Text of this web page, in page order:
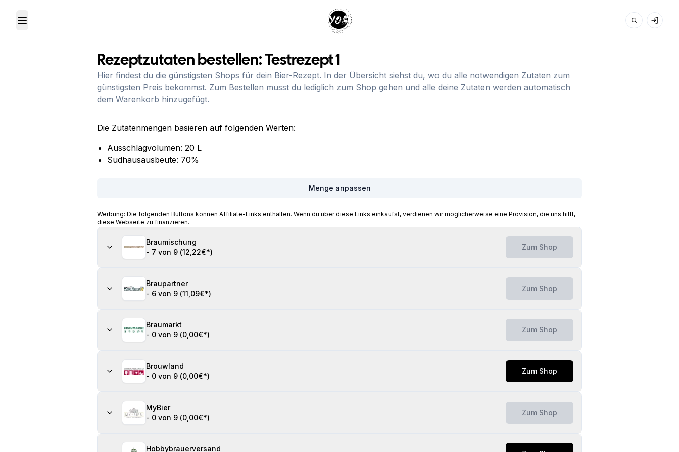
Toggle Menu Your Own Beer
Rezeptzutaten bestellen: Testrezept 1
Hier findest du die günstigsten Shops für dein Bier-Rezept. In der Übersicht siehst du, wo du alle notwendigen Zutaten zum
günstigsten Preis bekommst. Zum Bestellen musst du lediglich zum Shop gehen und alle deine Zutaten werden automatisch
dem Warenkorb hinzugefügt.
Die Zutatenmengen basieren auf folgenden Werten:
Ausschlagvolumen: 20 L
Sudhausausbeute: 70%
Menge anpassen
Werbung: Die folgenden Buttons können Affiliate-Links enthalten. Wenn du über diese Links einkaufst, verdienen wir möglicherweise eine Provision, die uns hilft,
diese Webseite zu finanzieren.
Braumischung
- 7 von 9 (12,22€*)
Zum Shop
Braupartner
- 6 von 9 (11,09€*)
Zum Shop
Braumarkt
- 0 von 9 (0,00€*)
Zum Shop
Brouwland
- 0 von 9 (0,00€*)
Zum Shop
MyBier
- 0 von 9 (0,00€*)
Zum Shop
Hobbybrauerversand